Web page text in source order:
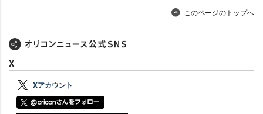
このページのトップへ
X
Xアカウント